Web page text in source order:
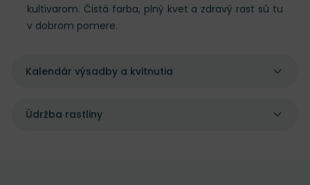
kultivarom. Čistá farba, plný kvet a zdravý rast sú tu
v dobrom pomere.
Kalendár výsadby a kvitnutia
Údržba rastliny